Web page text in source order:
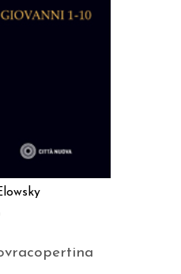
CARRELLO